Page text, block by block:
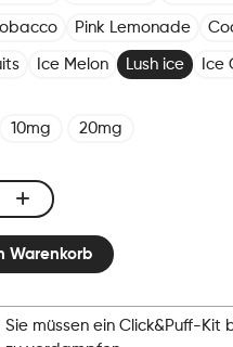
Pink Lemonade
Ice Melon Lush ice Ice
10mg 20mg
Warenkorb
Sie müssen ein Click&Puff-Kit